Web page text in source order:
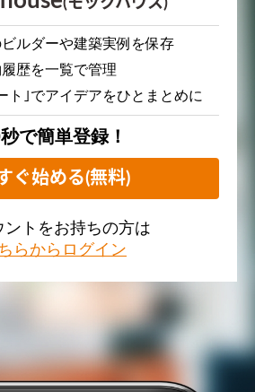
(モックハウス)
ルダーや建築実例を保存
歴を一覧で管理
ト｣でアイデアをひとまとめに
で簡単登録！
ぐ始める(無料)
ントをお持ちの方は
らからログイン